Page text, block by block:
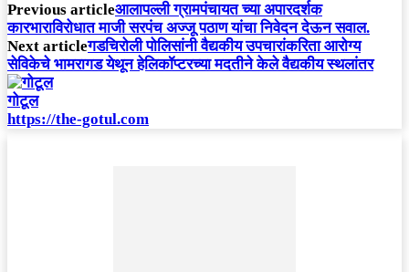
Previous articleआलापल्ली ग्रामपंचायत च्या अपारदर्शक
कारभाराविरोधात माजी सरपंच अज्जू पठाण यांचा निवेदन देऊन सवाल.
Next articleगडचिरोली पोलिसांनी वैद्यकीय उपचारांकरिता आरोग्य
सेविकेचे भामरागड येथून हेलिकॉप्टरच्या मदतीने केले वैद्यकीय स्थलांतर
गोटूल
https://the-gotul.com